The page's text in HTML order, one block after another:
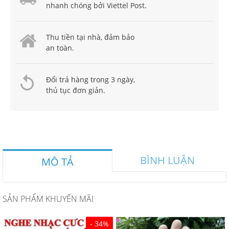
nhanh chóng bởi Viettel Post.
Thu tiền tại nhà, đảm bảo
an toàn.
Đổi trả hàng trong 3 ngày,
thủ tục đơn giản.
MÔ TẢ BÌNH LUẬN
SẢN PHẨM KHUYẾN MÃI
- 34%